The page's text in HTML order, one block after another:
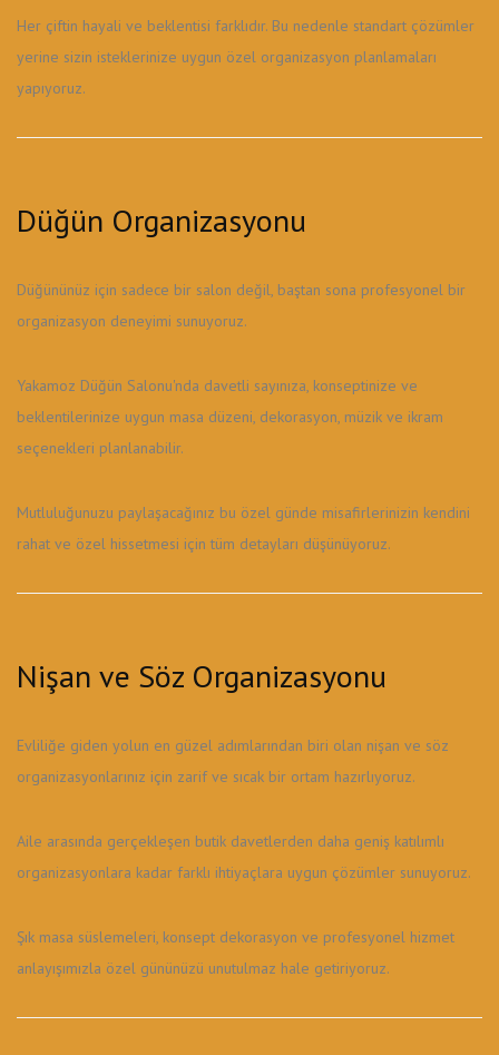
Her çiftin hayali ve beklentisi farklıdır. Bu nedenle standart çözümler
yerine sizin isteklerinize uygun özel organizasyon planlamaları
yapıyoruz.
Düğün Organizasyonu
Düğününüz için sadece bir salon değil, baştan sona profesyonel bir
organizasyon deneyimi sunuyoruz.
Yakamoz Düğün Salonu'nda davetli sayınıza, konseptinize ve
beklentilerinize uygun masa düzeni, dekorasyon, müzik ve ikram
seçenekleri planlanabilir.
Mutluluğunuzu paylaşacağınız bu özel günde misafirlerinizin kendini
rahat ve özel hissetmesi için tüm detayları düşünüyoruz.
Nişan ve Söz Organizasyonu
Evliliğe giden yolun en güzel adımlarından biri olan nişan ve söz
organizasyonlarınız için zarif ve sıcak bir ortam hazırlıyoruz.
Aile arasında gerçekleşen butik davetlerden daha geniş katılımlı
organizasyonlara kadar farklı ihtiyaçlara uygun çözümler sunuyoruz.
Şık masa süslemeleri, konsept dekorasyon ve profesyonel hizmet
anlayışımızla özel gününüzü unutulmaz hale getiriyoruz.